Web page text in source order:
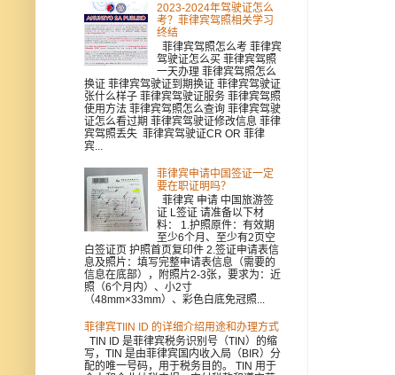
2023-2024年驾驶证怎么
考？菲律宾驾照相关学习
终结
菲律宾驾照怎么考 菲律宾
驾驶证怎么买 菲律宾驾照
一天办理 菲律宾驾照怎么
换证 菲律宾驾驶证到期换证 菲律宾驾驶证
张什么样子 菲律宾驾驶证服务 菲律宾驾照
使用方法 菲律宾驾照怎么查询 菲律宾驾驶
证怎么看过期 菲律宾驾驶证修改信息 菲律
宾驾照丢失 菲律宾驾驶证CR OR 菲律
宾...
菲律宾申请中国签证一定
要在职证明吗？
菲律宾 申请 中国旅游签
证 L签证 请准备以下材
料： 1.护照原件：有效期
至少6个月、至少有2页空
白签证页 护照首页复印件 2.签证申请表信
息及照片：填写完整申请表信息（需要的
信息在底部），附照片2-3张，要求为：近
照（6个月内）、小2寸
（48mm×33mm）、彩色白底免冠照...
菲律宾TIIN ID 的详细介绍用途和办理方式
TIN ID 是菲律宾税务识别号（TIN）的缩
写，TIN 是由菲律宾国内收入局（BIR）分
配的唯一号码，用于税务目的。 TIN 用于